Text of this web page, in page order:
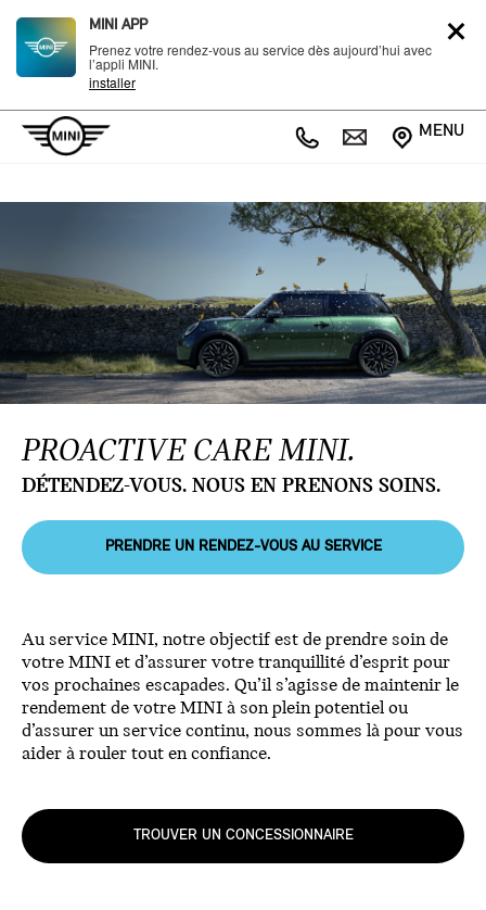
MINI APP
Prenez votre rendez-vous au service dès aujourd’hui avec
l’appli MINI.
installer
MENU
PROACTIVE CARE MINI.
DÉTENDEZ-VOUS. NOUS EN PRENONS SOINS.
PRENDRE UN RENDEZ-VOUS AU SERVICE
Au service MINI, notre objectif est de prendre soin de
votre MINI et d’assurer votre tranquillité d’esprit pour
vos prochaines escapades. Qu’il s’agisse de maintenir le
rendement de votre MINI à son plein potentiel ou
d’assurer un service continu, nous sommes là pour vous
aider à rouler tout en confiance.
TROUVER UN CONCESSIONNAIRE